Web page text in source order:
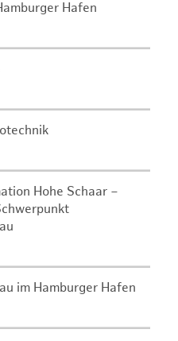
Hafen
Hohe Schaar –
im Hamburger Hafen